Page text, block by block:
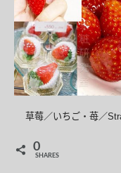
草莓／いちご・苺／
0
SHARES